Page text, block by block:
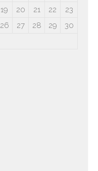
19 20 21 22
23
26 27 28 29
30